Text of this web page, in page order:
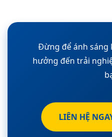
Đừng để ánh sáng
hưởng đến trải
LIÊN HỆ